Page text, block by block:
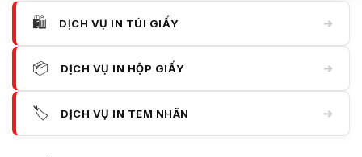
🛍️ DỊCH VỤ IN TÚI GIẤY ➔
📦 DỊCH VỤ IN HỘP GIẤY ➔
🏷️ DỊCH VỤ IN TEM NHÃN ➔